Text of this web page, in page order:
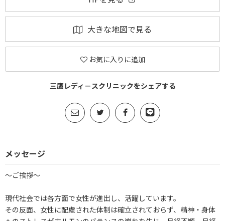
大きな地図で見る
お気に入りに追加
三鷹レディ－スクリニックをシェアする
メッセージ
～ご挨拶～
現代社会では各方面で女性が進出し、活躍しています。
その反面、女性に配慮された体制は確立されておらず、精神・身体